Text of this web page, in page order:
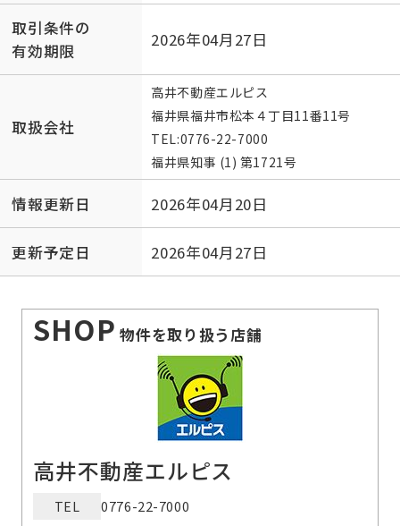
取引条件の
有効期限
2026年04月27日
取扱会社
高井不動産エルピス
福井県福井市松本４丁目11番11号
TEL:0776-22-7000
福井県知事 (1) 第1721号
情報更新日 2026年04月20日
更新予定日 2026年04月27日
SHOP 物件を取り扱う店舗
高井不動産エルピス
TEL
0776-22-7000